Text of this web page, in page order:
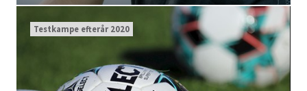
Testkampe efterår 2020